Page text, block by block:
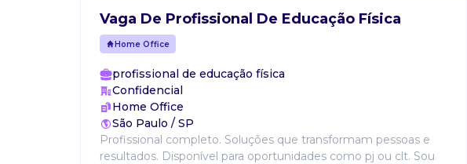
Vaga De Profissional De Educação Física
Home Office
profissional de educação física
Confidencial
Home Office
São Paulo / SP
Profissional completo. Soluções que transformam pessoas e
resultados. Disponível para oportunidades como pj ou clt. Sou